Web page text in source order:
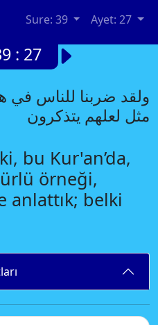
Sure: 39 Ayet: 27
: 27
ولقد ضربنا للناس في
مثل لعلهم يتذكرون
bu Kur'an’da,
örneği,
anlattık; belki